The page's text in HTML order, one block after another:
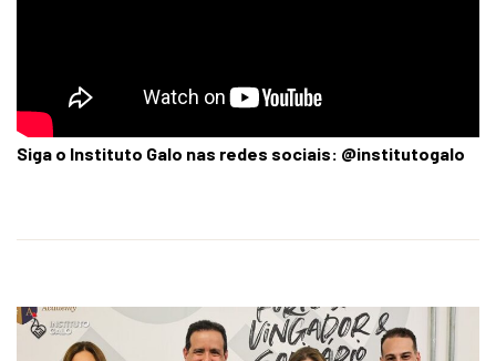
Siga o Instituto Galo nas redes sociais: @institutogalo